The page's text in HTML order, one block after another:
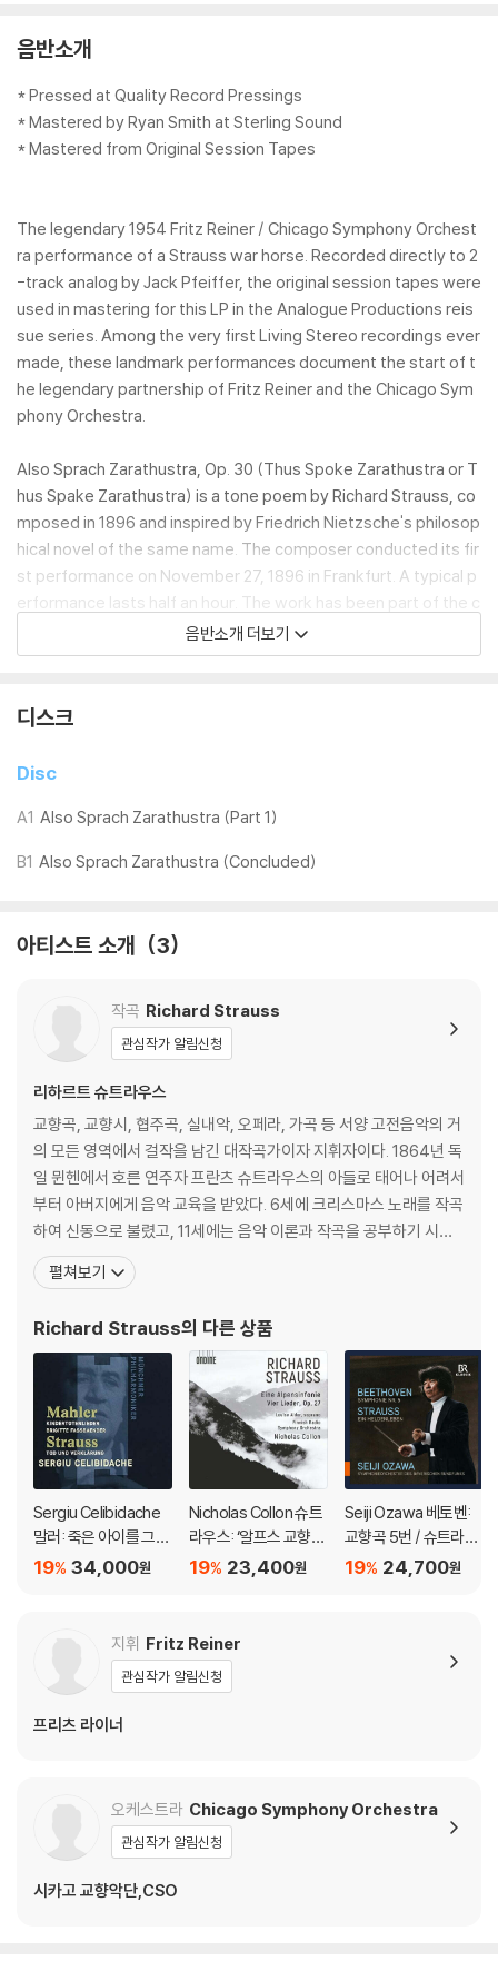
음반소개
* Pressed at Quality Record Pressings
* Mastered by Ryan Smith at Sterling Sound
* Mastered from Original Session Tapes
The legendary 1954 Fritz Reiner / Chicago Symphony Orchest
ra performance of a Strauss war horse. Recorded directly to 2
-track analog by Jack Pfeiffer, the original session tapes were
used in mastering for this LP in the Analogue Productions reis
sue series. Among the very first Living Stereo recordings ever
made, these landmark performances document the start of t
he legendary partnership of Fritz Reiner and the Chicago Sym
phony Orchestra.
Also Sprach Zarathustra, Op. 30 (Thus Spoke Zarathustra or T
hus Spake Zarathustra) is a tone poem by Richard Strauss, co
mposed in 1896 and inspired by Friedrich Nietzsche's philosop
hical novel of the same name. The composer conducted its fir
st performance on November 27, 1896 in Frankfurt. A typical p
erformance lasts half an hour. The work has been part of the c
lassical repertoire since its first performance in 1896. The initi
al fanfare ? entitled "Sunrise" in the composer's program note
brick's 1968 film 2001: A Space Odyssey.
LP 구매시 참고 사항 안내드립니다.
※ 재킷/구성품/포장 상태
할 수 있으며 속지(이너 슬리브)는 디스크와의 접촉으로 인해 갈라질 수
2) 디스크 라벨은 공정상 매끄럽게 부착되지 않을 수도 있으며 겉포장 비
3) 일본 제작 LP는 대부분 겉비닐이 밀봉되어 있지 않습니다.
4) 디지털 다운로드 코드는 본사에서 공지 없이 증정 종료될 수 있습니다.
※ 재생 불량
모델) 다이내믹 사운드의 편차가 큰 트랙을 재생할 때 이상 현상이 발생할
수 있습니다.
기기 문제로 인해 발생하는 재생 불량 현상에 대해서는 반품/교환이 불가
하니 침압 조절이 가능한 기기에서 재생하실 것을 권유 드립니다.
2) 디스크는 정전기와 먼지로 인해 재생이 원활하지 않은 경우가 있습니
다. 전용 제품으로 이를 제거하면 대부분 해결됩니다.
3) 바늘에 먼지가 쌓이는 경우에도 재생이 원활하지 않을 수 있습니다.
※ 디스크 외관 불량
1) 열을 가하여 제작하는 바이닐 공정 특성상 디스크 표면이 미세하게 울
렁거리거나 휘어지는 경우가 있습니다.
재생이 불안정한 경우 스태빌라이저를 사용하시면 좀 더 안정적인 재생이
가능합니다.
2) 재생 음역의 왜곡을 최소화 하고 반복 재생시에도 최대한 일관되게 유
지되도록 디스크 센터 홀 구경이 작게 제작되는 경우가 있습니다. 턴테이
블 스핀들에 맞지 않는 경우에는 전용 제품 등을 이용하여 센터 홀을 조정
하시면 해결됩니다.
불량으로 인한 반품/교환이 가능합니다
※ 컬러 디스크
아래에 해당하는 경우는 불량이 아니므로 개봉 후 반품/교환이 불가합니
2) 컬러 디스크의 특성상 제작 공정시 앨범마다 색상 차이가 나는 경우도
3) 컬러 디스크는 제작 과정에서 다른 색상 염료가 섞여 얼룩과 번짐, 반점
등이 발생할 수 있습니다.
음반소개 더보기
디스크
Disc
A1 Also Sprach Zarathustra (Part 1)
B1 Also Sprach Zarathustra (Concluded)
아티스트 소개 3
작곡 Richard Strauss
관심작가 알림신청
리하르트 슈트라우스
교향곡, 교향시, 협주곡, 실내악, 오페라, 가곡 등 서양 고전음악의 거
의 모든 영역에서 걸작을 남긴 대작곡가이자 지휘자이다. 1864년 독
일 뮌헨에서 호른 연주자 프란츠 슈트라우스의 아들로 태어나 어려서
부터 아버지에게 음악 교육을 받았다. 6세에 크리스마스 노래를 작곡
하여 신동으로 불렸고, 11세에는 음악 이론과 작곡을 공부하기 시작
했다. 아버지가 바그너에 반하는 입장이었기에 그의 작품을 접하지
못하다가 1874년 처음 만난 바그너 오페라에서 큰 감동을 받는다. 1
지휘자 중 한 사람인 한스 폰 뷜로의 보조 지휘
펼쳐보기
Richard Strauss의 다른 상품
Sergiu Celibidache
말러: 죽은 아이를 그리
는 노래 / R. 슈트라우
r, R. Strauss: Death a
nd Transfiguration)
[UHQCD]
34,000원
19%
Nicholas Collon 슈트
라우스: ‘알프스 교향
곡’, ‘네 개의 가곡’ Op.2
er Op.27)
23,400원
19%
Seiji Ozawa 베토벤:
교향곡 5번 / 슈트라우
스: 영웅의 생애 (Beet
24,700원
19%
지휘 Fritz Reiner
관심작가 알림신청
프리츠 라이너
오케스트라 Chicago Symphony Orchestra
관심작가 알림신청
시카고 교향악단,CSO